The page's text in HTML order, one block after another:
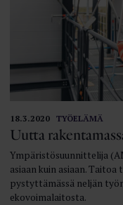
18.3.2020 TYÖELÄMÄ
Uutta
Ympäristösuunnittelija
asiaan kuin asiaan.
pystyttämässä neljän
ekovoimalaitosta.